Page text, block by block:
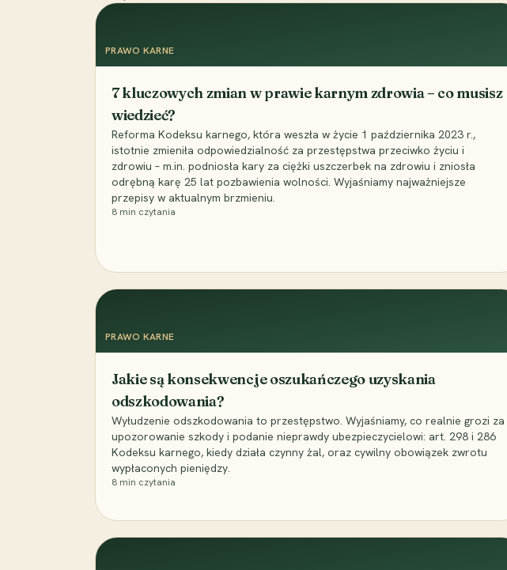
PRAWO KARNE
7 kluczowych zmian w prawie karnym zdrowia – co musisz
wiedzieć?
Reforma Kodeksu karnego, która weszła w życie 1 października 2023 r.,
istotnie zmieniła odpowiedzialność za przestępstwa przeciwko życiu i
zdrowiu – m.in. podniosła kary za ciężki uszczerbek na zdrowiu i zniosła
odrębną karę 25 lat pozbawienia wolności. Wyjaśniamy najważniejsze
przepisy w aktualnym brzmieniu.
8 min czytania
PRAWO KARNE
Jakie są konsekwencje oszukańczego uzyskania
odszkodowania?
Wyłudzenie odszkodowania to przestępstwo. Wyjaśniamy, co realnie grozi za
upozorowanie szkody i podanie nieprawdy ubezpieczycielowi: art. 298 i 286
Kodeksu karnego, kiedy działa czynny żal, oraz cywilny obowiązek zwrotu
wypłaconych pieniędzy.
8 min czytania